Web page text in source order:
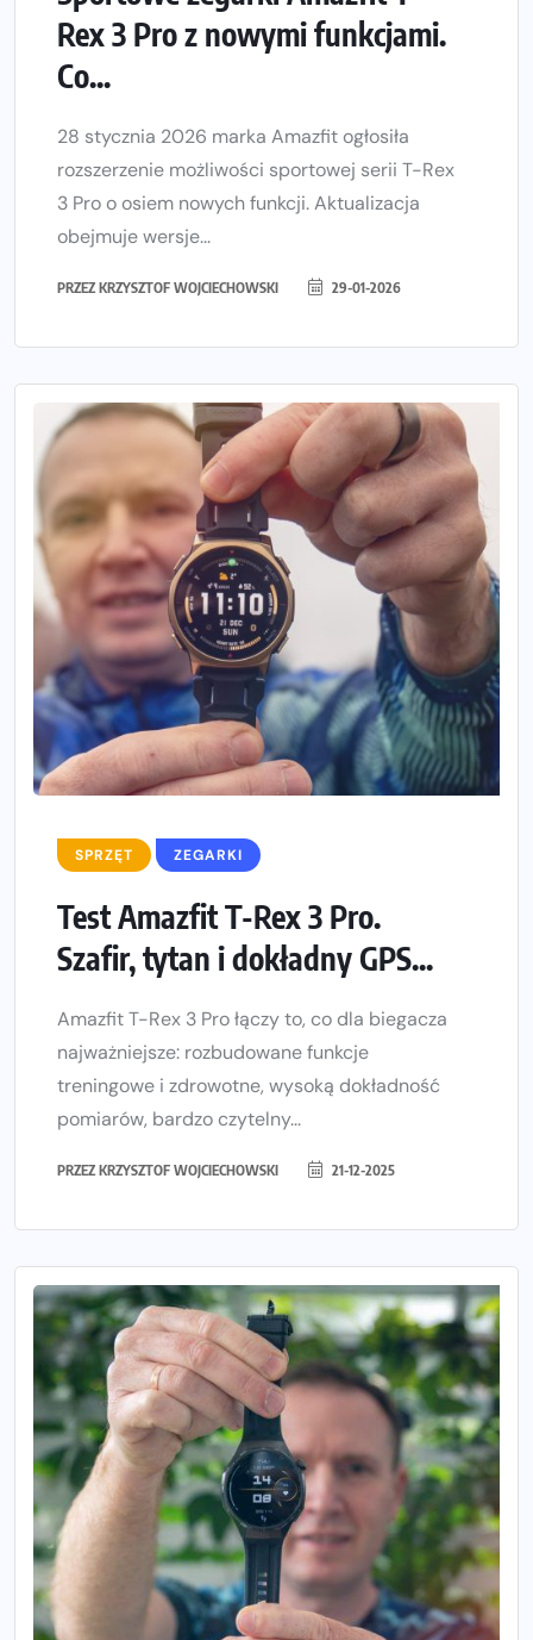
Rex 3 Pro z nowymi funkcjami.
Co...
28 stycznia 2026 marka Amazfit ogłosiła
rozszerzenie możliwości sportowej serii T-Rex
3 Pro o osiem nowych funkcji. Aktualizacja
obejmuje wersje...
PRZEZ KRZYSZTOF WOJCIECHOWSKI 29-01-2026
SPRZĘT ZEGARKI
Test Amazfit T-Rex 3 Pro.
Szafir, tytan i dokładny GPS...
Amazfit T-Rex 3 Pro łączy to, co dla biegacza
najważniejsze: rozbudowane funkcje
treningowe i zdrowotne, wysoką dokładność
pomiarów, bardzo czytelny...
PRZEZ KRZYSZTOF WOJCIECHOWSKI 21-12-2025